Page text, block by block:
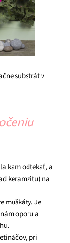
substrát v
kam odtekať, a
keramzitu) na
muškáty. Je
oporu a
pri